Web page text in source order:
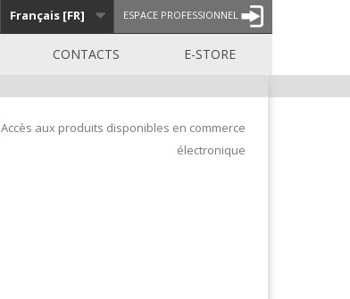
ESPACE PROFESSIONNEL
Français [FR]
CONTACTS E-STORE
Accès aux produits disponibles en commerce
électronique